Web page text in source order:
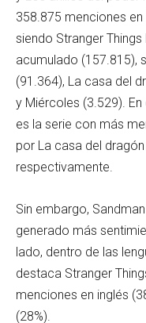
358.875 menciones
siendo Stranger
acumulado (157.815),
(91.364), La casa del
y Miércoles (3.529).
es la serie con más
por La casa del dragón
respectivamente.
Sin embargo,
generado más
lado, dentro de las
destaca Stranger
menciones en inglés
(28%).